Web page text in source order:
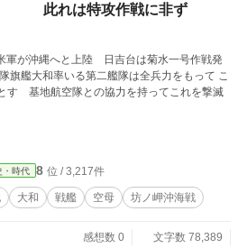
れは特攻作戦に非ず
が沖縄へと上陸 日吉台は菊水一号作戦発
旗艦大和率いる第二艦隊は全兵力をもって こ
す 基地航空隊との協力を持ってこれを撃滅
・時代 8 位 / 3,217件
大和 戦艦 空母 坊ノ岬沖海戦
感想数 0
文字数 78,389